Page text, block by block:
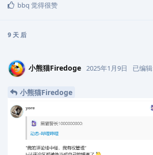
bbq 觉得很赞
9 天 后
小熊猫Firedoge 2025年1月9日 已编辑
小熊猫Firedoge